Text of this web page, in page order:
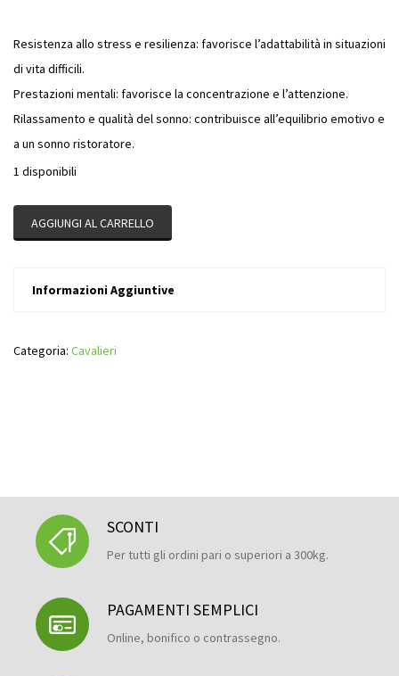
Resistenza allo stress e resilienza: favorisce l’adattabilità in situazioni
di vita difficili.
Prestazioni mentali: favorisce la concentrazione e l’attenzione.
Rilassamento e qualità del sonno: contribuisce all’equilibrio emotivo e
a un sonno ristoratore.
1 disponibili
AGGIUNGI AL CARRELLO
Informazioni Aggiuntive
Categoria: Cavalieri
SCONTI
Per tutti gli ordini pari o superiori a 300kg.
PAGAMENTI SEMPLICI
Online, bonifico o contrassegno.